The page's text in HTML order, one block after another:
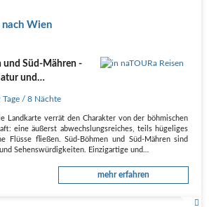
Wien
und Süd-Mähren -
und
Tage / 8 Nächte
Landkarte verrät den Charakter von der böhmischen
eine äußerst abwechslungsreiches, teils hügeliges
Flüsse fließen. Süd-Böhmen und Süd-Mähren sind
Sehenswürdigkeiten. Einzigartige und…
mehr erfahren